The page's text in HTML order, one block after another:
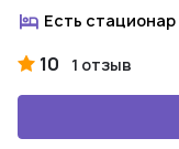
Есть стационар
10 1 отзыв